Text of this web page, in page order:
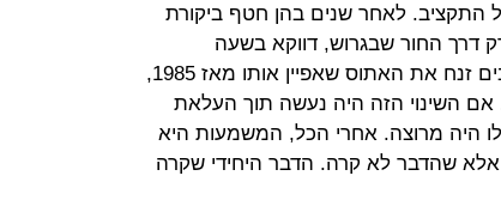
התקציב. לאחר שנים בהן חטף ביקורת
דרך החור שבגרוש, דווקא בשעה
שהעולם נע ממשבר למשבר אגף התקציבים זנח את האתוס שאפיין אותו מאז 1985,
אם השינוי הזה היה נעשה תוך העלאת
היה מרוצה. אחרי הכל, המשמעות היא
שהדבר לא קרה. הדבר היחידי שקרה